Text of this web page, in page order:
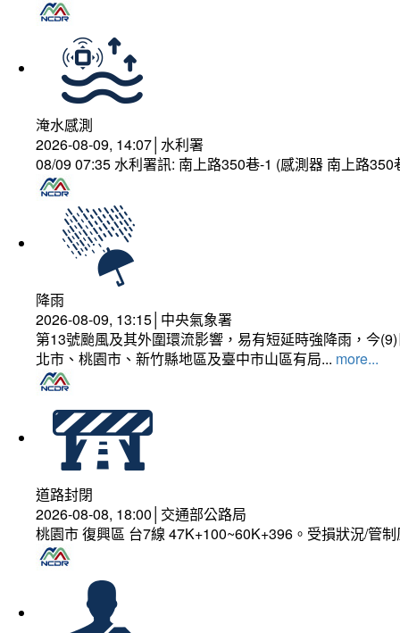
淹水感測
2026-08-09, 14:07│水利署
08/09 07:35 水利署訊: 南上路350巷-1 (感測器 南上路
降雨
2026-08-09, 13:15│中央氣象署
第13號颱風及其外圍環流影響，易有短延時強降雨，今
北市、桃園市、新竹縣地區及臺中市山區有局... more...
道路封閉
2026-08-08, 18:00│交通部公路局
桃園市 復興區 台7線 47K+100~60K+396。受損狀況/管